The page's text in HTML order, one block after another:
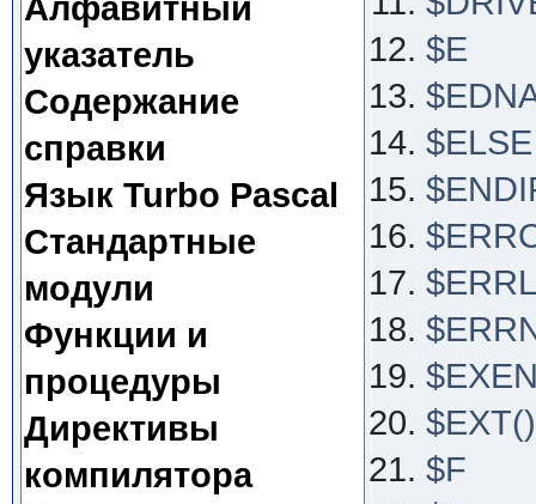
Алфавитный
указатель
Содержание
справки
Язык Turbo Pascal
Стандартные
модули
Функции и
процедуры
Директивы
компилятора
$E
$ELSE
$EXT()
$F